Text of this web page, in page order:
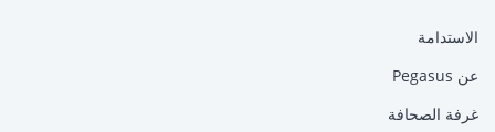
الاستدامة
عن Pegasus
غرفة الصحافة